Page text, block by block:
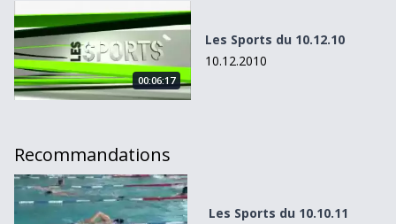
Les Sports du 10.12.10
00:06:17
Les Sports du 10.12.10
10.12.2010
Recommandations
Les Sports du 10.10.11
Les Sports du 10.10.11